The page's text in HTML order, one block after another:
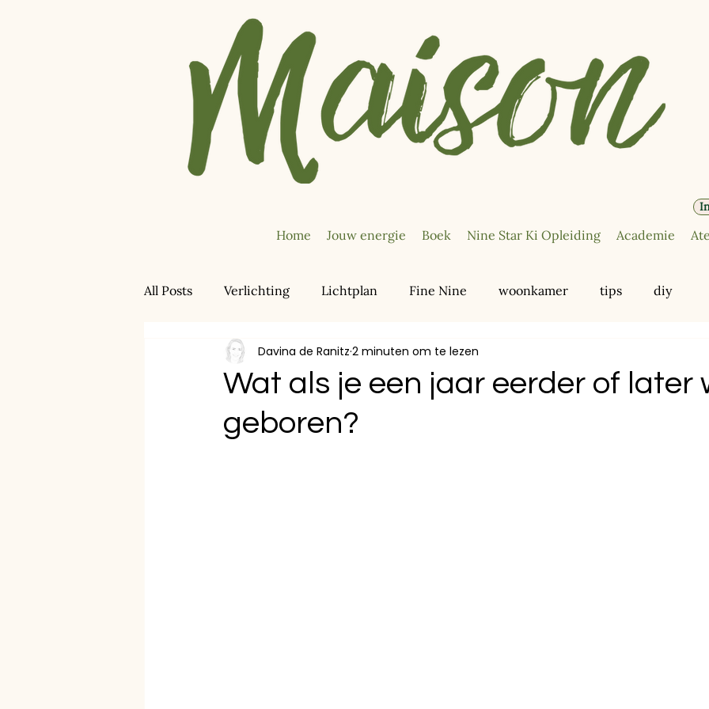
Home Jouw energie Boek Nine Star Ki Opleiding Academie
All Posts Verlichting Lichtplan Fine Nine woonkamer tips diy
Wat als je een jaar eerder of later
geboren?
Davina de Ranitz 2 minuten om te lezen